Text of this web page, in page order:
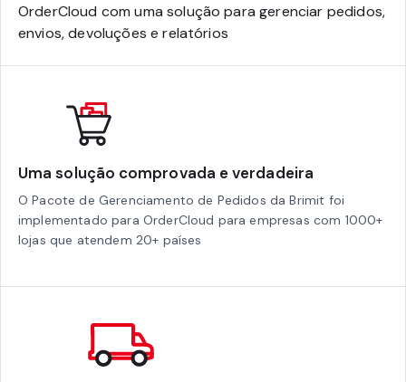
OrderCloud com uma solução para gerenciar pedidos,
envios, devoluções e relatórios
Uma solução comprovada e verdadeira
O Pacote de Gerenciamento de Pedidos da Brimit foi
implementado para OrderCloud para empresas com 1000+
lojas que atendem 20+ países